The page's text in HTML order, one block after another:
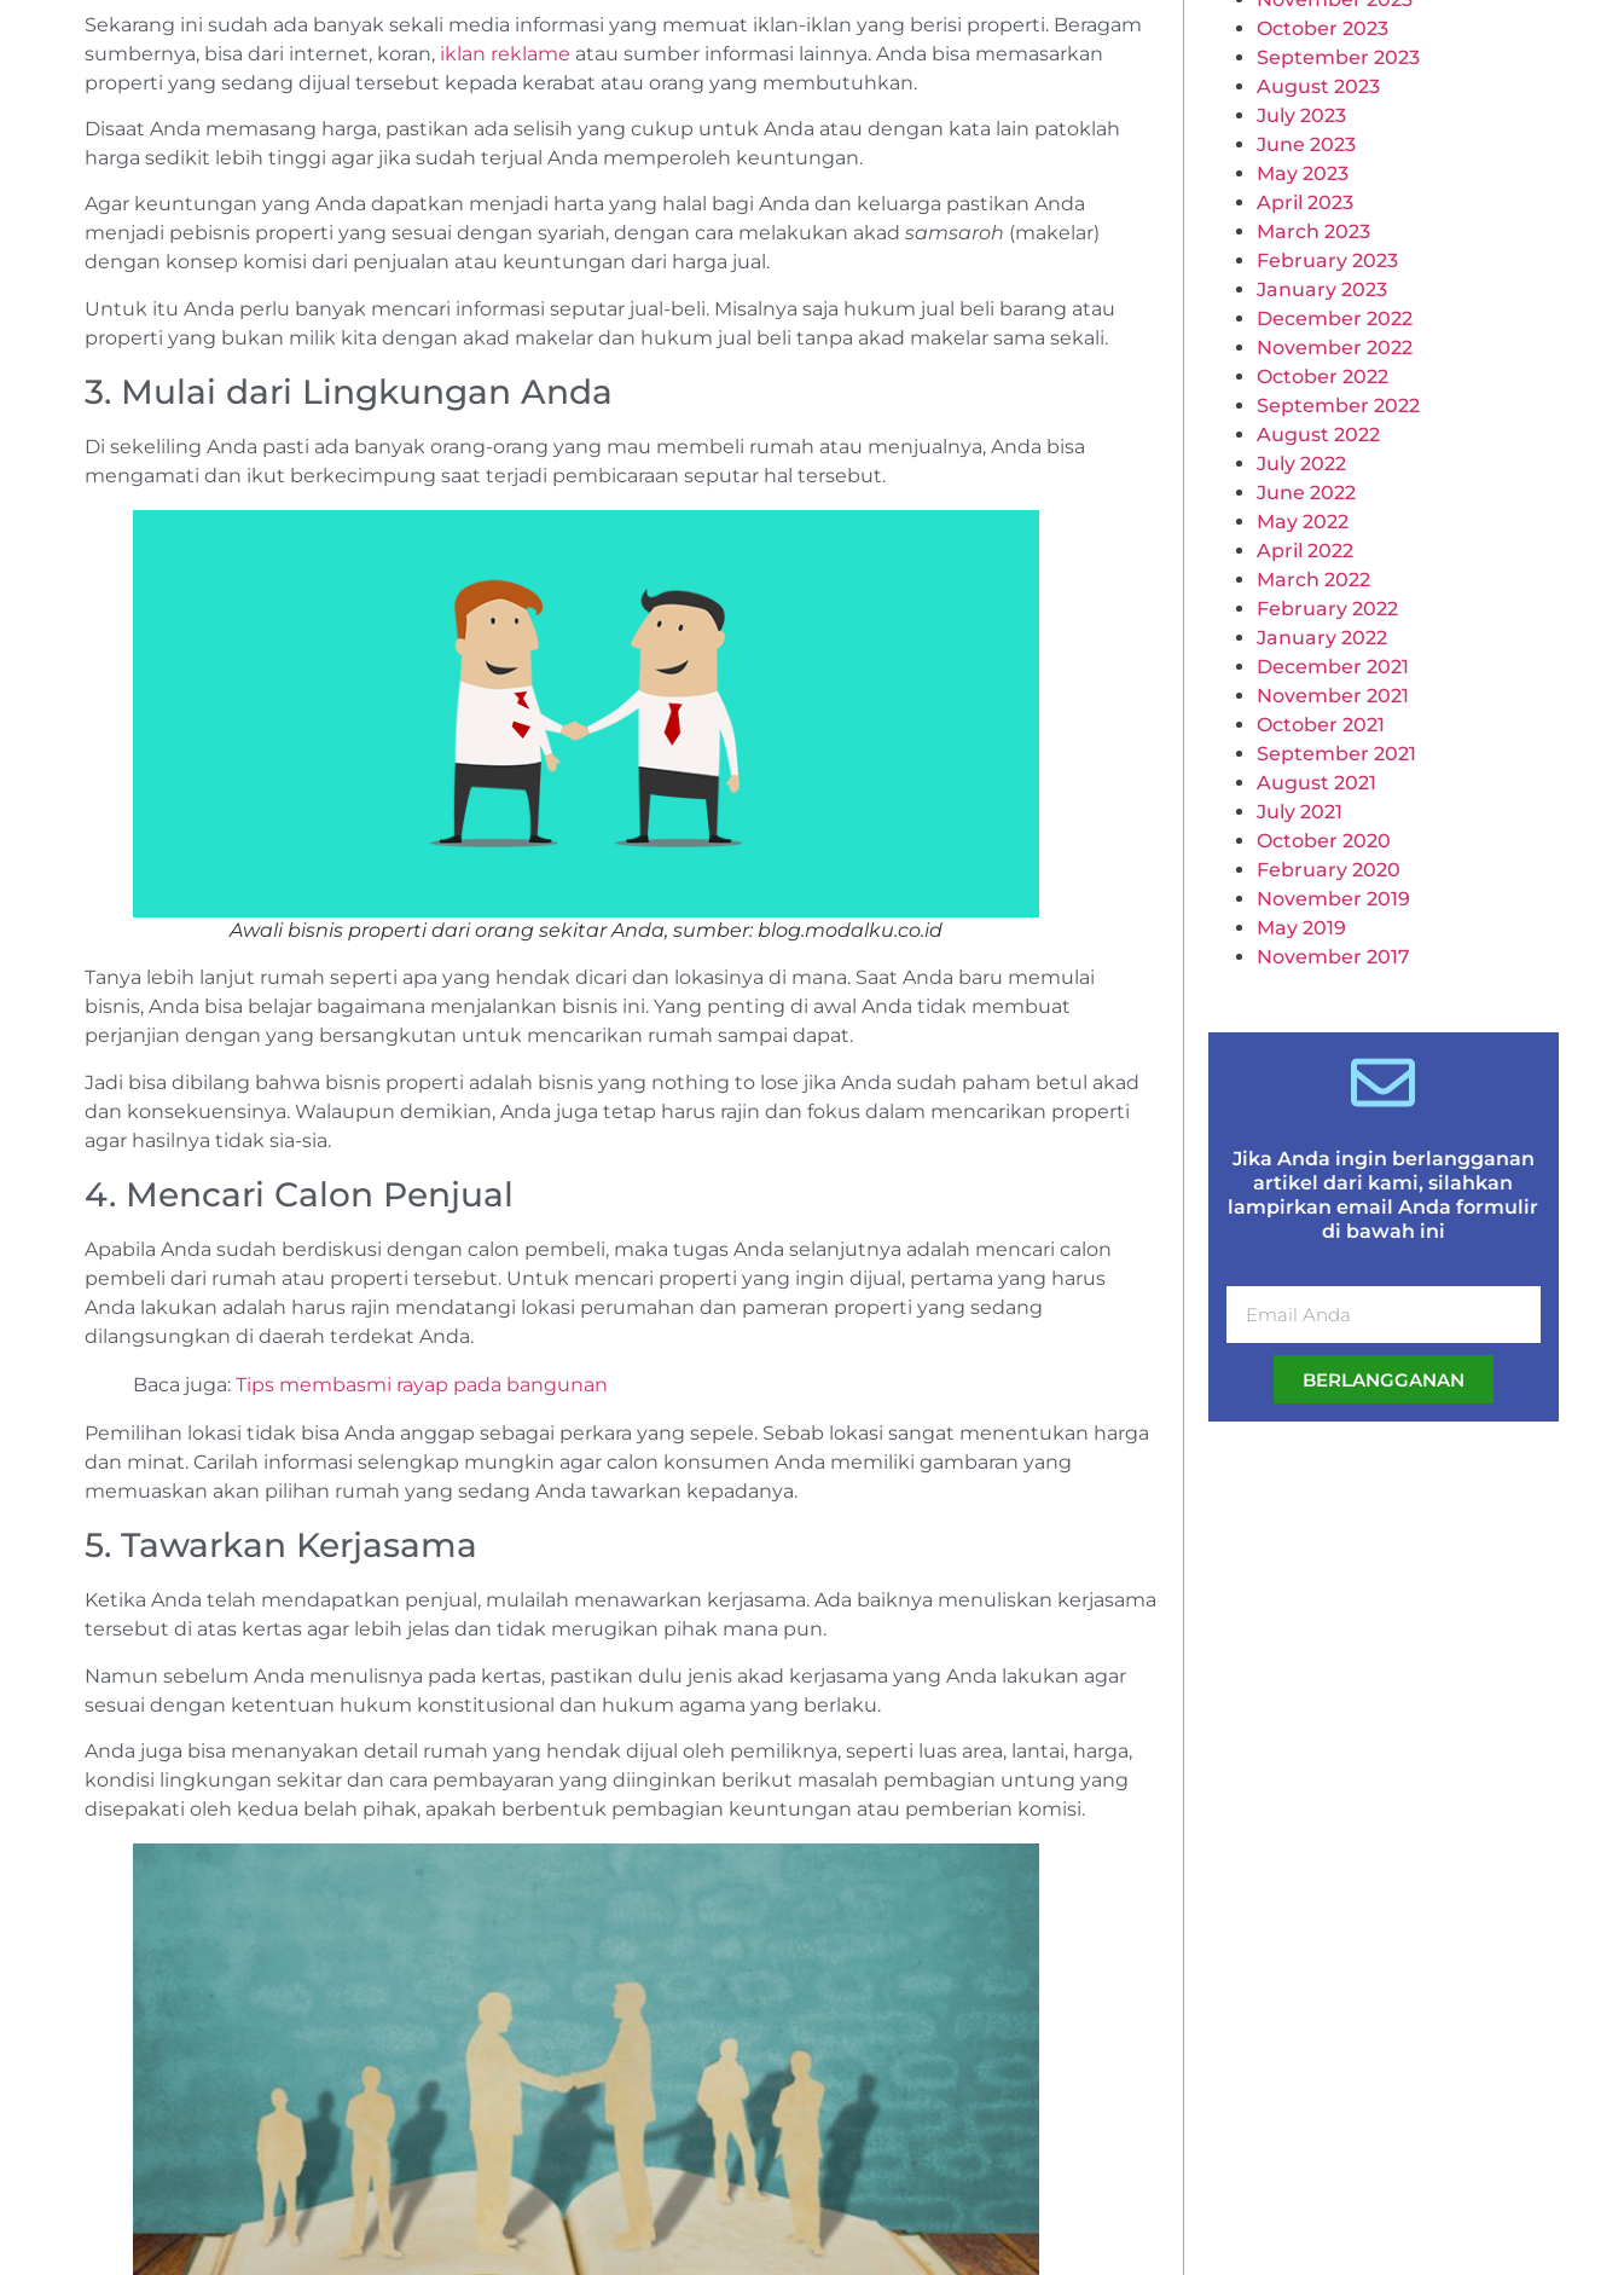
Sekarang ini sudah ada banyak sekali media informasi yang memuat iklan-iklan yang berisi properti. Beragam
sumbernya, bisa dari internet, koran, iklan reklame atau sumber informasi lainnya. Anda bisa memasarkan
properti yang sedang dijual tersebut kepada kerabat atau orang yang membutuhkan.
Disaat Anda memasang harga, pastikan ada selisih yang cukup untuk Anda atau dengan kata lain patoklah
harga sedikit lebih tinggi agar jika sudah terjual Anda memperoleh keuntungan.
Agar keuntungan yang Anda dapatkan menjadi harta yang halal bagi Anda dan keluarga pastikan Anda
menjadi pebisnis properti yang sesuai dengan syariah, dengan cara melakukan akad samsaroh (makelar)
dengan konsep komisi dari penjualan atau keuntungan dari harga jual.
Untuk itu Anda perlu banyak mencari informasi seputar jual-beli. Misalnya saja hukum jual beli barang atau
properti yang bukan milik kita dengan akad makelar dan hukum jual beli tanpa akad makelar sama sekali.
3. Mulai dari Lingkungan Anda
Di sekeliling Anda pasti ada banyak orang-orang yang mau membeli rumah atau menjualnya, Anda bisa
mengamati dan ikut berkecimpung saat terjadi pembicaraan seputar hal tersebut.
Awali bisnis properti dari orang sekitar Anda, sumber: blog.modalku.co.id
Tanya lebih lanjut rumah seperti apa yang hendak dicari dan lokasinya di mana. Saat Anda baru memulai
bisnis, Anda bisa belajar bagaimana menjalankan bisnis ini. Yang penting di awal Anda tidak membuat
perjanjian dengan yang bersangkutan untuk mencarikan rumah sampai dapat.
Jadi bisa dibilang bahwa bisnis properti adalah bisnis yang nothing to lose jika Anda sudah paham betul akad
dan konsekuensinya. Walaupun demikian, Anda juga tetap harus rajin dan fokus dalam mencarikan properti
agar hasilnya tidak sia-sia.
4. Mencari Calon Penjual
Apabila Anda sudah berdiskusi dengan calon pembeli, maka tugas Anda selanjutnya adalah mencari calon
pembeli dari rumah atau properti tersebut. Untuk mencari properti yang ingin dijual, pertama yang harus
Anda lakukan adalah harus rajin mendatangi lokasi perumahan dan pameran properti yang sedang
dilangsungkan di daerah terdekat Anda.
Baca juga: Tips membasmi rayap pada bangunan
Pemilihan lokasi tidak bisa Anda anggap sebagai perkara yang sepele. Sebab lokasi sangat menentukan harga
dan minat. Carilah informasi selengkap mungkin agar calon konsumen Anda memiliki gambaran yang
memuaskan akan pilihan rumah yang sedang Anda tawarkan kepadanya.
5. Tawarkan Kerjasama
Ketika Anda telah mendapatkan penjual, mulailah menawarkan kerjasama. Ada baiknya menuliskan kerjasama
tersebut di atas kertas agar lebih jelas dan tidak merugikan pihak mana pun.
Namun sebelum Anda menulisnya pada kertas, pastikan dulu jenis akad kerjasama yang Anda lakukan agar
sesuai dengan ketentuan hukum konstitusional dan hukum agama yang berlaku.
Anda juga bisa menanyakan detail rumah yang hendak dijual oleh pemiliknya, seperti luas area, lantai, harga,
kondisi lingkungan sekitar dan cara pembayaran yang diinginkan berikut masalah pembagian untung yang
disepakati oleh kedua belah pihak, apakah berbentuk pembagian keuntungan atau pemberian komisi.
October 2023
September 2023
August 2023
July 2023
June 2023
May 2023
April 2023
March 2023
February 2023
January 2023
December 2022
November 2022
October 2022
September 2022
August 2022
July 2022
June 2022
May 2022
April 2022
March 2022
February 2022
January 2022
December 2021
November 2021
October 2021
September 2021
August 2021
July 2021
October 2020
February 2020
November 2019
May 2019
November 2017
Jika Anda ingin berlangganan
artikel dari kami, silahkan
lampirkan email Anda formulir
di bawah ini
BERLANGGANAN